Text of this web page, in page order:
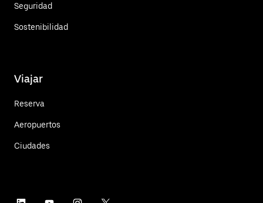
Seguridad
Sostenibilidad
Viajar
Reserva
Aeropuertos
Ciudades